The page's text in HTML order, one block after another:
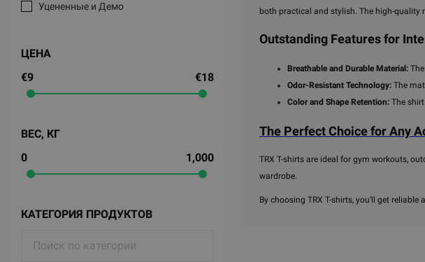
Уцененные и Демо
ЦЕНА
€9
€18
ВЕС, КГ
0
1,000
КАТЕГОРИЯ ПРОДУКТОВ
both practical and stylish. The high-quality
Outstanding Features for
Breathable and Durable Material:
Odor-Resistant Technology: The
Color and Shape Retention: The
The Perfect Choice for Any
TRX T-shirts are ideal for gym workouts,
wardrobe.
By choosing TRX T-shirts, you’ll get